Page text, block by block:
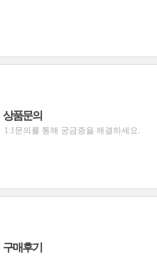
상품문의
1:1문의를 통해 궁금증을 해결하세요.
구매후기